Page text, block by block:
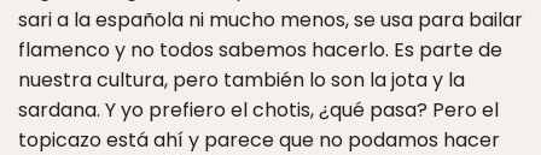
sari a la española ni mucho menos, se usa para bailar
flamenco y no todos sabemos hacerlo. Es parte de
nuestra cultura, pero también lo son la jota y la
sardana. Y yo prefiero el chotis, ¿qué pasa? Pero el
topicazo está ahí y parece que no podamos hacer